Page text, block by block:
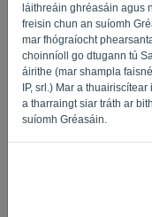
láithreáin ghréasáin agus
freisin chun an suíomh
mar fhógraíocht
choinníoll go dtugann tú
áirithe (mar shampla
IP, srl.) Mar a thuairiscítear
a tharraingt siar tráth ar
suíomh Gréasáin.
Sea, is féidir leat
Ní gá aon chárta